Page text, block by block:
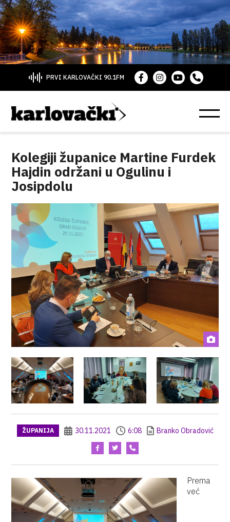
PRVI KARLOVAČKI 90.1FM
Kolegiji županice Martine Furdek
Hajdin održani u Ogulinu i
Josipdolu
ŽUPANIJA 30.11.2021 6:08 Branko Obradović
Prema
već